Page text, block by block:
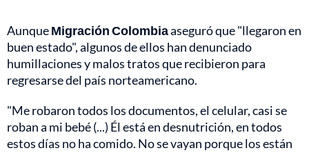
AunqueMigración Colombiaaseguró que "llegaron en
buen estado", algunos de ellos han denunciado
humillaciones y malos tratos que recibieron para
regresarse del país norteamericano.
"Me robaron todos los documentos, el celular, casi se
roban a mi bebé (...) Él está en desnutrición, en todos
estos días no ha comido. No se vayan porque los están